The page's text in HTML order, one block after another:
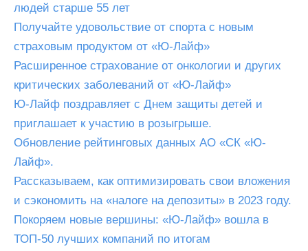
людей старше 55 лет
Получайте удовольствие от спорта с новым
страховым продуктом от «Ю-Лайф»
Расширенное страхование от онкологии и других
критических заболеваний от «Ю-Лайф»
Ю-Лайф поздравляет с Днем защиты детей и
приглашает к участию в розыгрыше.
Обновление рейтинговых данных АО «СК «Ю-
Лайф».
Рассказываем, как оптимизировать свои вложения
и сэкономить на «налоге на депозиты» в 2023 году.
Покоряем новые вершины: «Ю-Лайф» вошла в
ТОП-50 лучших компаний по итогам